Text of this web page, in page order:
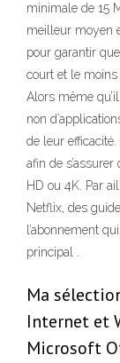
minimale de 15
meilleur moyen
pour garantir
court et le
Alors même
non
de leur
afin de
HD ou 4K. Par
Netflix, des
l’abonnement
principal .
Ma
Internet et
Microsoft